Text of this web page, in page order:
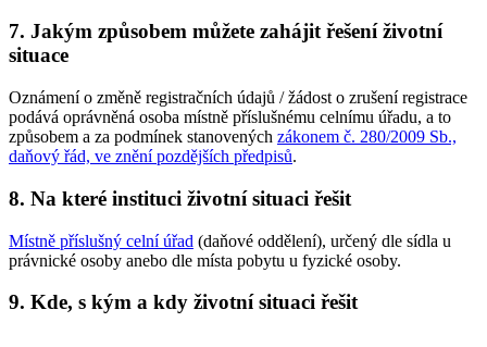
7. Jakým způsobem můžete zahájit řešení životní
situace
Oznámení o změně registračních údajů / žádost o zrušení registrace
podává oprávněná osoba místně příslušnému celnímu úřadu, a to
způsobem a za podmínek stanovených zákonem č. 280/2009 Sb.,
daňový řád, ve znění pozdějších předpisů.
8. Na které instituci životní situaci řešit
Místně příslušný celní úřad (daňové oddělení), určený dle sídla u
právnické osoby anebo dle místa pobytu u fyzické osoby.
9. Kde, s kým a kdy životní situaci řešit